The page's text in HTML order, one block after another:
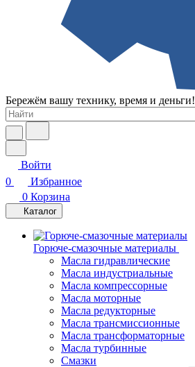
Бережём вашу технику, время и деньги!
Войти
0
Избранное
0 Корзина
Каталог
Горюче-смазочные материалы
Масла гидравлические
Масла индустриальные
Масла компрессорные
Масла моторные
Масла редукторные
Масла трансмиссионные
Масла трансформаторные
Масла турбинные
Смазки